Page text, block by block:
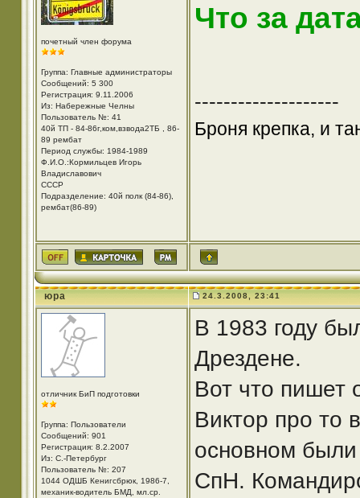
почетный член форума
Группа: Главные администраторы
Сообщений: 5 300
Регистрация: 9.11.2006
Из: Набережные Челны
Пользователь №: 41
40й ТП - 84-86г,ком,взвода2ТБ , 86-
89 рембат
Период службы: 1984-1989
Ф.И.О.:Кормильцев Игорь
Владиславович
СССР
Подразделение: 40й полк (84-86),
рембат(86-89)
Что за
--------------------
Броня крепка, и
юра 24.3.2008, 23:41
отличник БиП подготовки
Группа: Пользователи
Сообщений: 901
Регистрация: 8.2.2007
Из: С.-Петербург
Пользователь №: 207
1044 ОДШБ Кенигсбрюк, 1986-7,
механик-водитель БМД, мл.ср.
В 1983 году
Дрездене.
Вот что
Виктор про то
основном
СпН.